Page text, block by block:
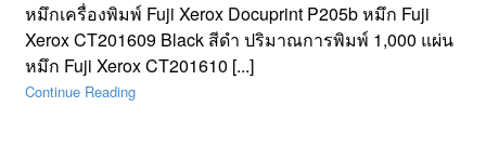
หมึกเครื่องพิมพ์ Fuji Xerox Docuprint P205b หมึก Fuji
Xerox CT201609 Black สีดำ ปริมาณการพิมพ์ 1,000 แผ่น
หมึก Fuji Xerox CT201610 [...]
Continue Reading